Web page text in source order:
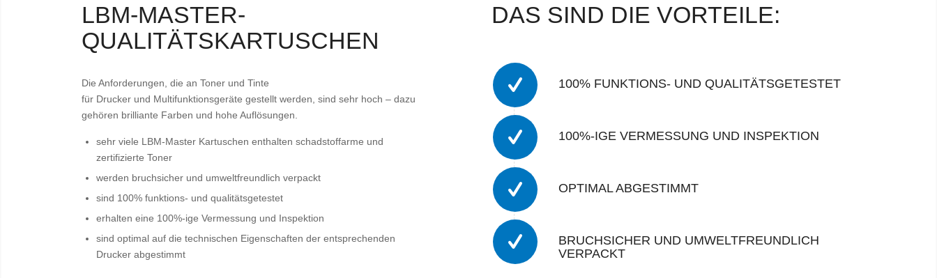
LBM-MASTER-
QUALITÄTSKARTUSCHEN
Die Anforderungen, die an Toner und Tinte
für Drucker und Multifunktionsgeräte gestellt werden, sind sehr hoch – dazu
gehören brilliante Farben und hohe Auflösungen.
sehr viele LBM-Master Kartuschen enthalten schadstoffarme und
zertifizierte Toner
werden bruchsicher und umweltfreundlich verpackt
sind 100% funktions- und qualitätsgetestet
erhalten eine 100%-ige Vermessung und Inspektion
sind optimal auf die technischen Eigenschaften der entsprechenden
Drucker abgestimmt
DAS SIND DIE VORTEILE:
100% FUNKTIONS- UND QUALITÄTSGETESTET
100%-IGE VERMESSUNG UND INSPEKTION
OPTIMAL ABGESTIMMT
BRUCHSICHER UND UMWELTFREUNDLICH
VERPACKT